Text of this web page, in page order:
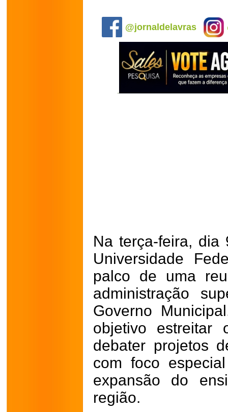
@jornaldelavras
Na terça-feira,
Universidade
palco de uma
administração
Governo
objetivo estreitar
debater projetos
com foco
expansão do
região.